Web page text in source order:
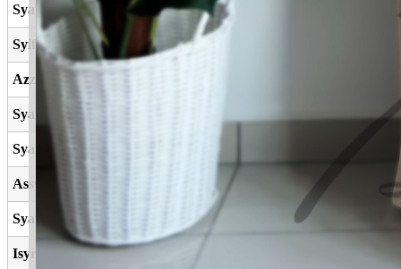
Syarafat Harga diri
Syifaa Penawar, penyembuh
Azzah
Syafia
Syafii
Assyifa Penawar, penyembuh
Syafiq Penyayang, belas kasih
Isyraf